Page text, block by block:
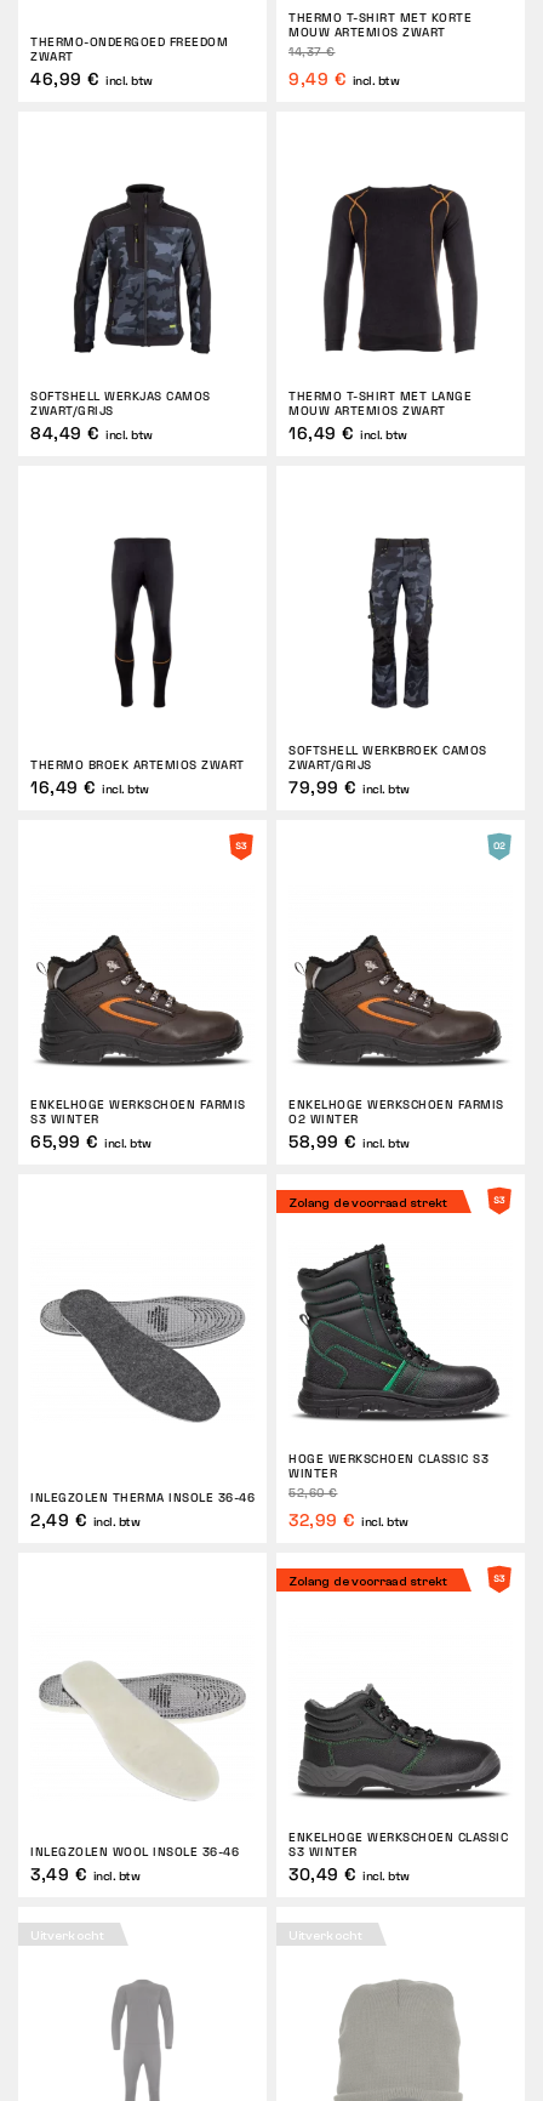
THERMO-ONDERGOED FREEDOM
ZWART
46,99 € incl. btw
THERMO T-SHIRT MET KORTE
MOUW ARTEMIOS ZWART
14,37 €
9,49 € incl. btw
SOFTSHELL WERKJAS CAMOS
ZWART/GRIJS
84,49 € incl. btw
THERMO T-SHIRT MET LANGE
MOUW ARTEMIOS ZWART
16,49 € incl. btw
THERMO BROEK ARTEMIOS ZWART
16,49 € incl. btw
SOFTSHELL WERKBROEK CAMOS
ZWART/GRIJS
79,99 € incl. btw
ENKELHOGE WERKSCHOEN FARMIS
S3 WINTER
65,99 € incl. btw
ENKELHOGE WERKSCHOEN FARMIS
O2 WINTER
58,99 € incl. btw
INLEGZOLEN THERMA INSOLE 36-46
2,49 € incl. btw
Zolang de voorraad strekt
HOGE WERKSCHOEN CLASSIC S3
WINTER
52,60 €
32,99 € incl. btw
INLEGZOLEN WOOL INSOLE 36-46
3,49 € incl. btw
Zolang de voorraad strekt
ENKELHOGE WERKSCHOEN CLASSIC
S3 WINTER
30,49 € incl. btw
Uitverkocht Uitverkocht